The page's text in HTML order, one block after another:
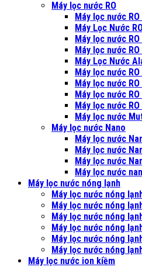
Máy lọc nước RO
Máy lọc nước
Máy Lọc Nước
Máy lọc nước
Máy lọc nước
Máy Lọc Nước
Máy lọc nước
Máy lọc nước
Máy lọc nước
Máy lọc nước
Máy lọc nước
Máy lọc nước Nano
Máy lọc nước
Máy lọc nước
Máy lọc nước
Máy lọc nước
Máy lọc nước nóng lạnh
Máy lọc nước nóng
Máy lọc nước nóng
Máy lọc nước nóng
Máy lọc nước nóng
Máy lọc nước nóng
Máy lọc nước nóng
Máy lọc nước ion kiềm